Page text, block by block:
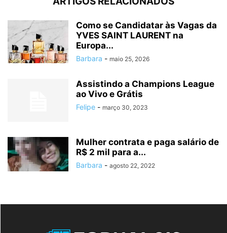
Como se Candidatar às Vagas da
YVES SAINT LAURENT na
Europa...
Barbara - maio 25, 2026
Assistindo a Champions League
ao Vivo e Grátis
Felipe - março 30, 2023
Mulher contrata e paga salário de
R$ 2 mil para a...
Barbara - agosto 22, 2022